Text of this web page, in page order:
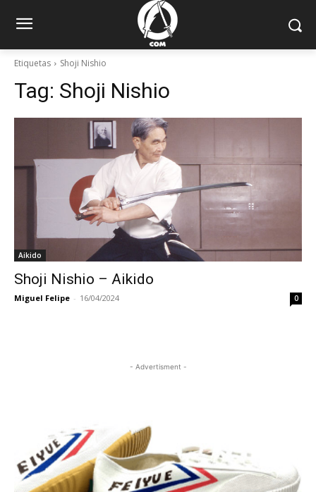
Etiquetas Shoji Nishio
Tag: Shoji Nishio
Aikido
Shoji Nishio – Aikido
Miguel Felipe - 16/04/2024 0
- Advertisment -